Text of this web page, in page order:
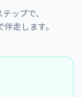
ップで、
走します。